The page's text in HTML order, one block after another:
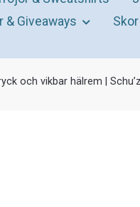
Giveaways Skor
och vikbar hälrem |